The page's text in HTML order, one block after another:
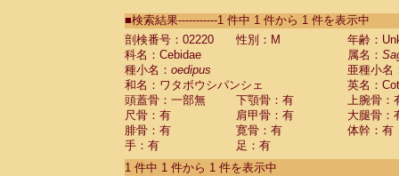
CebidaeSaguinus labiatus(0)
Cebidae Saguinus leucopus (0)
Cebidae
Cebidae
CebidaeSaguinus nigricollis (0)
Cebidae Saguinus oedipus
Cebidae Saguinus weddelli
Cebidae Saguinusspp.
Cebidae Aotus trivirgatus
Cebidae Cebus albifrons
■検索結果-----------1 件中 1 件から 1 件を表示中
剖検番号：02220
性別：M
年齢：
科名：Cebidae
属名：
種小名： oedipus
亜種小名
和名：ワタボウシパンシェ
英名：
頭蓋骨：一部無
下顎骨：有
上腕骨：
尺骨：有
肩甲骨：有
大腿骨：
腓骨：有
寛骨：有
体幹：有
手：有
足：有
1 件中 1 件から 1 件を表示中